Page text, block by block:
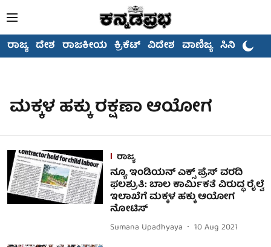
ರಾಜ್ಯ ದೇಶ ರಾಜಕೀಯ ಕ್ರಿಕೆಟ್ ವಿದೇಶ ವಾಣಿಜ್ಯ ಸಿನಿಮಾ
ಮಕ್ಕಳ ಹಕ್ಕು ರಕ್ಷಣಾ ಆಯೋಗ
ರಾಜ್ಯ
ನ್ಯೂ ಇಂಡಿಯನ್ ಎಕ್ಸ್ ಪ್ರೆಸ್ ವರದಿ
ಫಲಶ್ರುತಿ: ಬಾಲ ಕಾರ್ಮಿಕತೆ ವಿರುದ್ಧ ರೈಲ್ವೆ
ಇಲಾಖೆಗೆ ಮಕ್ಕಳ ಹಕ್ಕು ಆಯೋಗ
ನೋಟಿಸ್
Sumana Upadhyaya
10 Aug 2021